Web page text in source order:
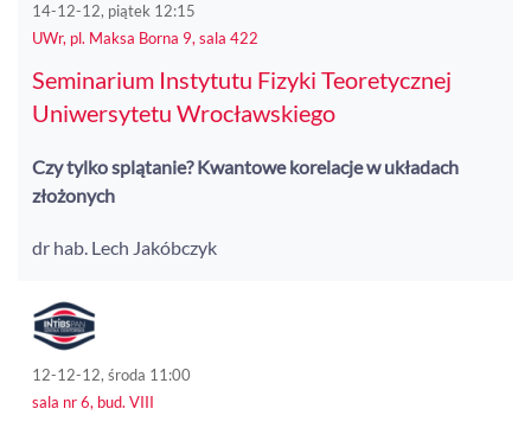
14-12-12, piątek 12:15
UWr, pl. Maksa Borna 9, sala 422
Seminarium Instytutu Fizyki Teoretycznej
Uniwersytetu Wrocławskiego
Czy tylko splątanie? Kwantowe korelacje w układach
złożonych
dr hab. Lech Jakóbczyk
12-12-12, środa 11:00
sala nr 6, bud. VIII